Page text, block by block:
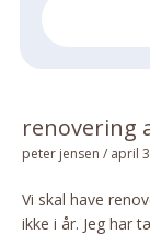
HANDYMAN
Tips Og Tricks
Kemi
Andet
renovering
peter jensen / april
Vi skal have
ikke i år. Jeg har